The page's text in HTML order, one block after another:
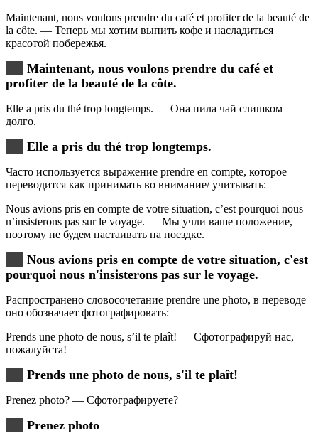
Maintenant, nous voulons prendre du café et profiter de la beauté de
la côte. — Теперь мы хотим выпить кофе и насладиться
красотой побережья.
Maintenant, nous voulons prendre du café et
profiter de la beauté de la côte.
Elle a pris du thé trop longtemps. — Она пила чай слишком
долго.
Elle a pris du thé trop longtemps.
Часто используется выражение prendre en compte, которое
переводится как принимать во внимание/ учитывать:
Nous avions pris en compte de votre situation, c’est pourquoi nous
n’insisterons pas sur le voyage. — Мы учли ваше положение,
поэтому не будем настаивать на поездке.
Nous avions pris en compte de votre situation, c'est
pourquoi nous n'insisterons pas sur le voyage.
Распространено словосочетание prendre une photо, в переводе
оно обозначает фотографировать:
Prends une photo de nous, s’il te plaît! — Сфотографируй нас,
пожалуйста!
Prends une photo de nous, s'il te plaît!
Prenez photo? — Сфотографируете?
Prenez photo